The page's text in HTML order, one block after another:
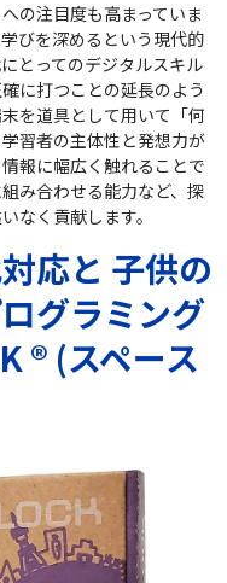
の注目度も高まっていま
びを深めるという現代的
とってのデジタルスキル
に打つことの延長のよう
を道具として用いて「何
習者の主体性と発想力が
報に幅広く触れることで
み合わせる能力など、探
なく貢献します。
応と 子供の
グラミング
® (スペース